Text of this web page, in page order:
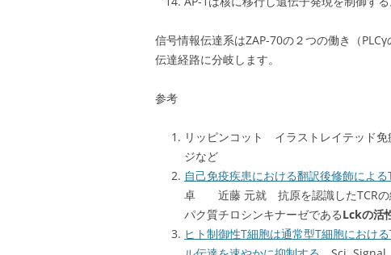
信号情報伝達系はZAP-70の２つの働き（
伝達経路に分岐します。
参考
リッピンコット イラストレイテッ
ジなど
自己免疫疾患における翻訳後修飾によ
卓 近藤 元就 抗原を認識したTCRの
パク質チロシンキナーゼであるLckの活
ヒト制御性T細胞は通常型T細胞におけ